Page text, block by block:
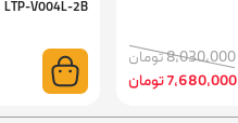
8,030,000 تومان
7,680,000 تومان
LTP-V004L-2B